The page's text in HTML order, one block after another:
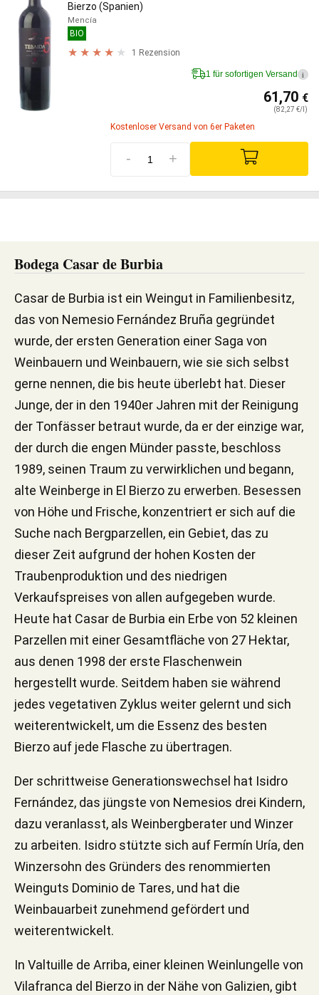
Bierzo (Spanien)
Mencía
BIO
1 Rezension
1 für sofortigen Versand i
61,70 €
(82,27 €/l)
Kostenloser Versand von 6er Paketen
- +
Bodega Casar de Burbia
Casar de Burbia ist ein Weingut in Familienbesitz,
das von Nemesio Fernández Bruña gegründet
wurde, der ersten Generation einer Saga von
Weinbauern und Weinbauern, wie sie sich selbst
gerne nennen, die bis heute überlebt hat. Dieser
Junge, der in den 1940er Jahren mit der Reinigung
der Tonfässer betraut wurde, da er der einzige war,
der durch die engen Münder passte, beschloss
1989, seinen Traum zu verwirklichen und begann,
alte Weinberge in El Bierzo zu erwerben. Besessen
von Höhe und Frische, konzentriert er sich auf die
Suche nach Bergparzellen, ein Gebiet, das zu
dieser Zeit aufgrund der hohen Kosten der
Traubenproduktion und des niedrigen
Verkaufspreises von allen aufgegeben wurde.
Heute hat Casar de Burbia ein Erbe von 52 kleinen
Parzellen mit einer Gesamtfläche von 27 Hektar,
aus denen 1998 der erste Flaschenwein
hergestellt wurde. Seitdem haben sie während
jedes vegetativen Zyklus weiter gelernt und sich
weiterentwickelt, um die Essenz des besten
Bierzo auf jede Flasche zu übertragen.
Der schrittweise Generationswechsel hat Isidro
Fernández, das jüngste von Nemesios drei Kindern,
dazu veranlasst, als Weinbergberater und Winzer
zu arbeiten. Isidro stützte sich auf Fermín Uría, den
Winzersohn des Gründers des renommierten
Weinguts Dominio de Tares, und hat die
Weinbauarbeit zunehmend gefördert und
weiterentwickelt.
In Valtuille de Arriba, einer kleinen Weinlungelle von
Vilafranca del Bierzo in der Nähe von Galizien, gibt